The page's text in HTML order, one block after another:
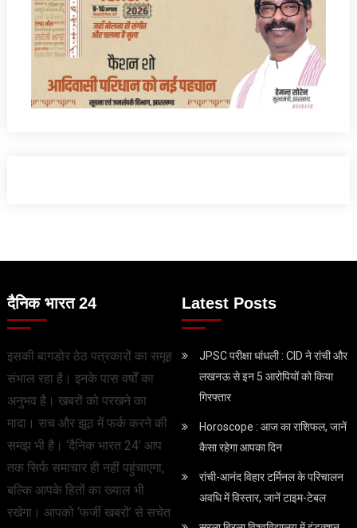
दैनिक भारत 24
इसकी बागडोर ठेठ पत्रकारों का समूह
संभाल रहा है। इनके पास वर्षों का
अनुभव है। खबरों को परखने का
मादा। सच और झूठ में फर्क करने की
समझ भी है। ‘दैनिक भारत 24’ आप
तक सिर्फ समाचार ही नहीं पहुंचाएगा,
बल्कि आपके हितों का ख्याल भी
रखेगा। आपको ‘फर्जी खबरों’ से सचेत
Latest Posts
JPSC परीक्षा धांधली : CID ने रांची और
लखनऊ से इन 5 आरोपियों को किया
गिरफ्तार
Horoscope : आज का राशिफल, जानें
कैसा रहेगा आपका दिन
रांची-आनंद विहार टर्मिनल के परिचालन
अवधि में विस्तार, जानें टाइम-टेबल